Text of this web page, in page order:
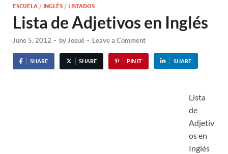
ESCUELA /INGLÉS /LISTADOS
Lista de Adjetivos en Inglés
June 5, 2012 - byJosué - Leave a Comment
SHARE SHARE PIN IT SHARE
Lista
de
Adjetiv
os en
Inglés